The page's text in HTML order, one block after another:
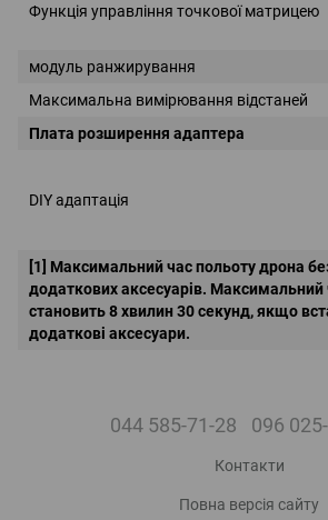
Функція управління точкової матрицею
модуль ранжирування
Максимальна вимірювання відстаней
Плата розширення адаптера
DIY адаптація
[1] Максимальний час польоту дрона
додаткових аксесуарів. Максимальний
становить 8 хвилин 30 секунд, якщо
додаткові аксесуари.
044 585-71-28 096
Контакти
Повна версія сайту